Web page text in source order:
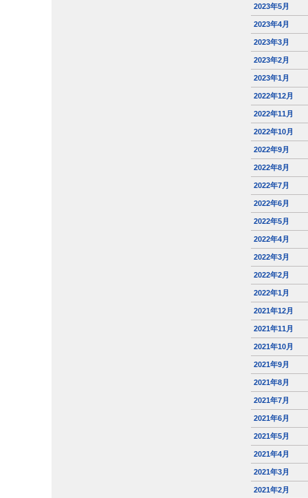
2023年5月
2023年4月
2023年3月
2023年2月
2023年1月
2022年12月
2022年11月
2022年10月
2022年9月
2022年8月
2022年7月
2022年6月
2022年5月
2022年4月
2022年3月
2022年2月
2022年1月
2021年12月
2021年11月
2021年10月
2021年9月
2021年8月
2021年7月
2021年6月
2021年5月
2021年4月
2021年3月
2021年2月